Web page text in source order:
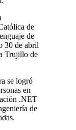
de
de
30 de abril
Trujillo de
se logró
en
.NET
de